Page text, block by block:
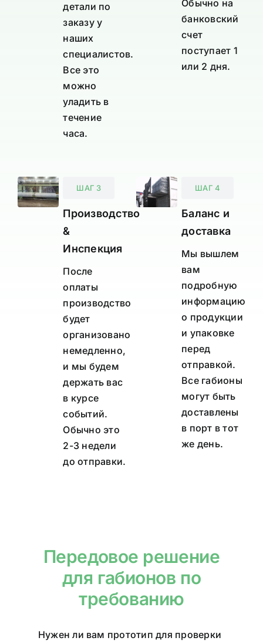
детали по
заказу у
наших
специалистов.
Все это
можно
уладить в
течение
часа.
Обычно на
банковский
счет
поступает 1
или 2 дня.
ШАГ 3
Производство
&
Инспекция
После
оплаты
производство
будет
организовано
немедленно,
и мы будем
держать вас
в курсе
событий.
Обычно это
2-3 недели
до отправки.
ШАГ 4
Баланс и
доставка
Мы вышлем
вам
подробную
информацию
о продукции
и упаковке
перед
отправкой.
Все габионы
могут быть
доставлены
в порт в тот
же день.
Передовое решение
для габионов по
требованию
Нужен ли вам прототип для проверки